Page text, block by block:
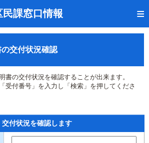
課窓口情報
況確認
確認
約
取消
交付状況確認
書の交付状況を確認することが出来ます。
受付番号」を入力し「検索」を押してくださ
交付状況を確認します